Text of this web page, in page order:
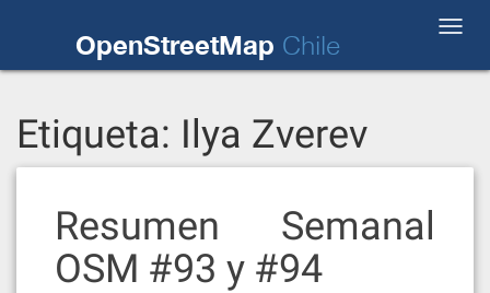
OpenStreetMap Chile
Etiqueta: Ilya Zverev
Resumen Semanal
OSM #93 y #94